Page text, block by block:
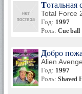
Тотальная
Total Force
Год: 1997
Роль: Cue ball
Добро
Alien
Год: 1997
Роль: Shaved